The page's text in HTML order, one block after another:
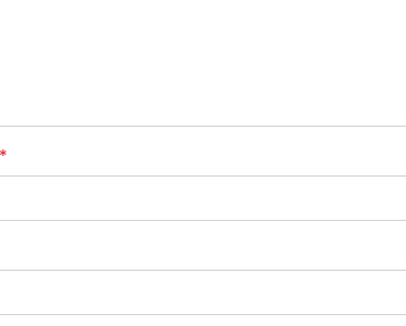
*